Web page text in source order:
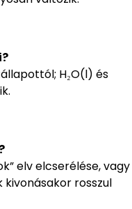
H₂O(l) és
elv elcserélése, vagy
kivonásakor rosszul